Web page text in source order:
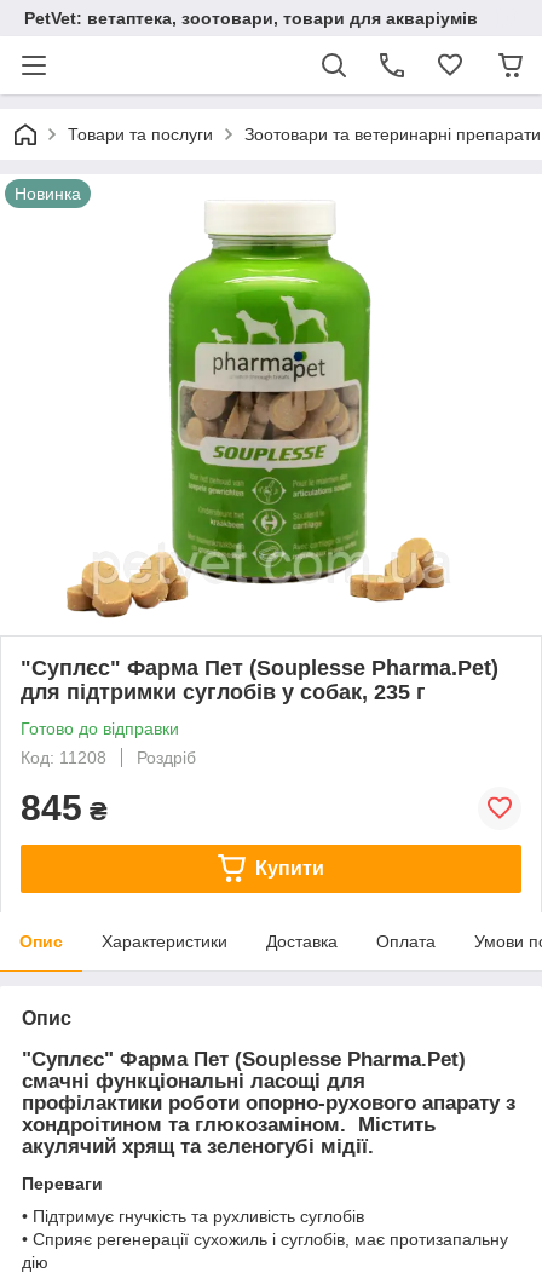
PetVet: ветаптека, зоотовари, товари для акваріумів
Товари та послуги Зоотовари та ветеринарні препарати
Новинка
"Суплєс" Фарма Пет (Souplesse Pharma.Pet)
для підтримки суглобів у собак, 235 г
Готово до відправки
Код: 11208
Роздріб
845 ₴
Купити
Опис Характеристики Доставка Оплата Умови
Опис
"Суплєс" Фарма Пет (Souplesse Pharma.Pet)
смачні функціональні ласощі для
профілактики роботи опорно-рухового апарату з
хондроітином та глюкозаміном. Містить
акулячий хрящ та зеленогубі мідії.
Переваги
• Підтримує гнучкість та рухливість суглобів
• Сприяє регенерації сухожиль і суглобів, має протизапальну
дію